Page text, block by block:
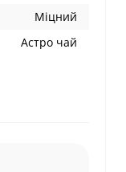
Міцний
Астро чай